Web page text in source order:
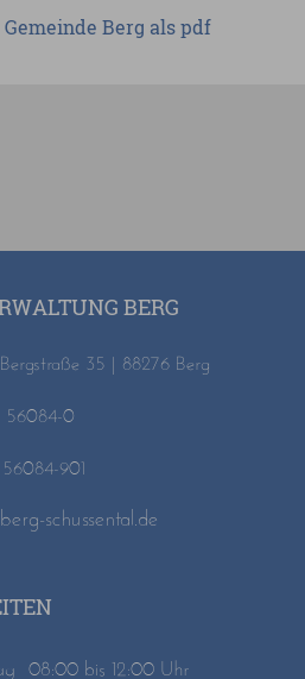
Berg als pdf
BERG
35 | 88276 Berg
56084-0
901
schussental.de
08:00 bis 12:00 Uhr